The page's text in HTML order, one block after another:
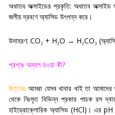
অধাতব অক্সাইডের প্রকৃতি: অধাতব অক্সাইড
জলীয় দ্রবণে অ্যাসিড উৎপন্ন করে ।
উদাহরণ: CO₂ + H₂O → H₂CO₃ (
প্রশ্নঃ অম্বল হওয়া কী?
উত্তরঃ আমরা যেসব খাবার খাই তা আমাদের
থেকে নিঃসৃত বিভিন্ন প্রকার পাচক রস
হাইড্রোক্লোরিক অ্যাসিড (HCl) । এর pH